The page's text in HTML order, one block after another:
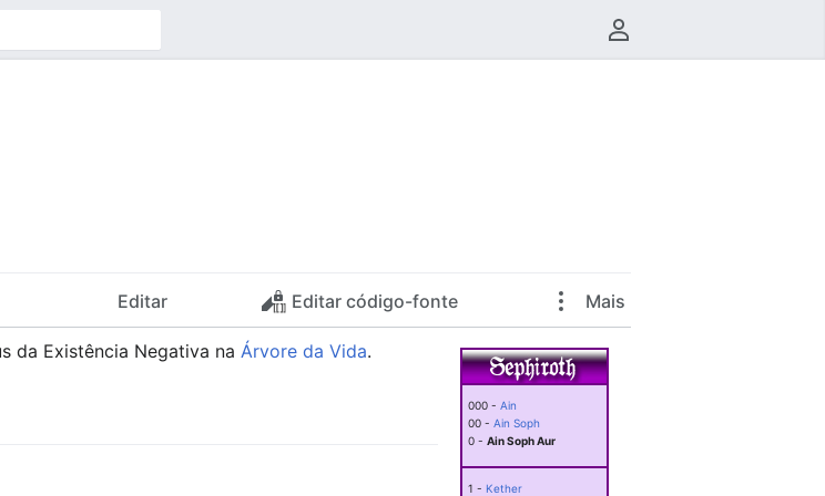
Menu do usuário
Editar Editar código-fonte Mais
000 - Ain
00 - Ain Soph
0 - Ain Soph Aur
1 - Kether
da Existência Negativa naÁrvore da Vida.